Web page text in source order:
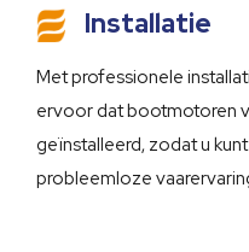
Installatie
Met professionele
ervoor dat bootmotoren
geïnstalleerd, zodat u
probleemloze